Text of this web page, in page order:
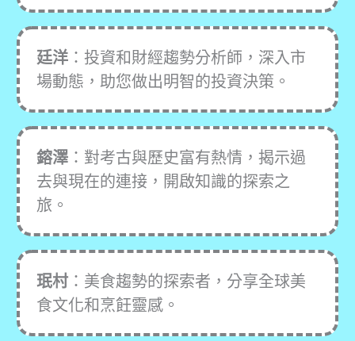
廷洋：投資和財經趨勢分析師，深入市
場動態，助您做出明智的投資決策。
鎔澤：對考古與歷史富有熱情，揭示過
去與現在的連接，開啟知識的探索之
旅。
珉村：美食趨勢的探索者，分享全球美
食文化和烹飪靈感。